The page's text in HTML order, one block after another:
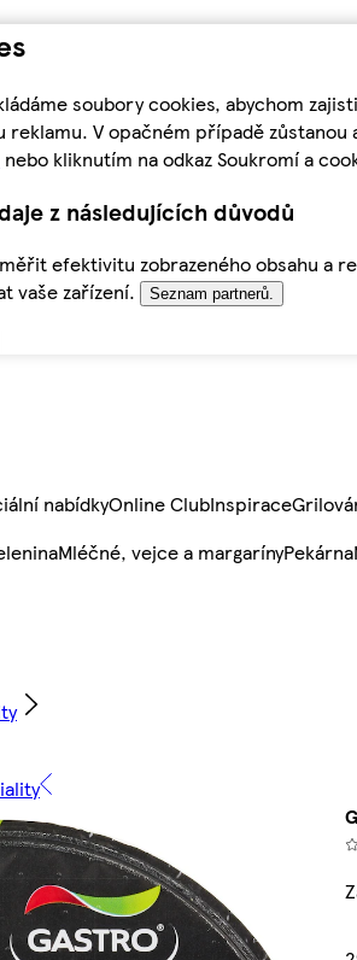
soubory cookies, abychom
reklamu. V opačném případě
nebo kliknutím na odkaz Soukromí a
z následujících důvodů
efektivitu zobrazeného obsahu a
vaše zařízení.
Seznam partnerů.
nabídkyOnline ClubInspirace
Mléčné, vejce a margarínyPekárna